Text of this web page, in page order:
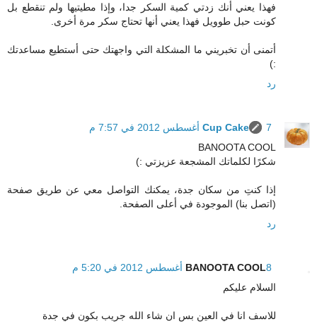
فهذا يعني أنك زدتي كمية السكر جدا، وإذا مطيتيها ولم تنقطع بل
كونت حبل طوويل فهذا يعني أنها تحتاج سكر مرة أخرى.
أتمنى أن تخبريني ما المشكلة التي واجهتك حتى أستطيع مساعدتك
:)
رد
Cup Cake
7 أغسطس 2012 في 7:57 م
BANOOTA COOL
شكرًا لكلماتك المشجعة عزيزتي :)
إذا كنتِ من سكان جدة، يمكنك التواصل معي عن طريق صفحة
(اتصل بنا) الموجودة في أعلى الصفحة.
رد
BANOOTA COOL8 أغسطس 2012 في 5:20 م
السلام عليكم
للاسف انا في العين بس ان شاء الله جريب بكون في جدة